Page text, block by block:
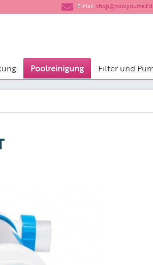
​E-Mail:
Poolreinigung Filter und